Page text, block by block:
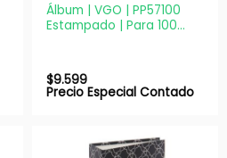
Álbum | VGO | PP57100
Estampado | Para 100
$9.599
Precio Especial Contado